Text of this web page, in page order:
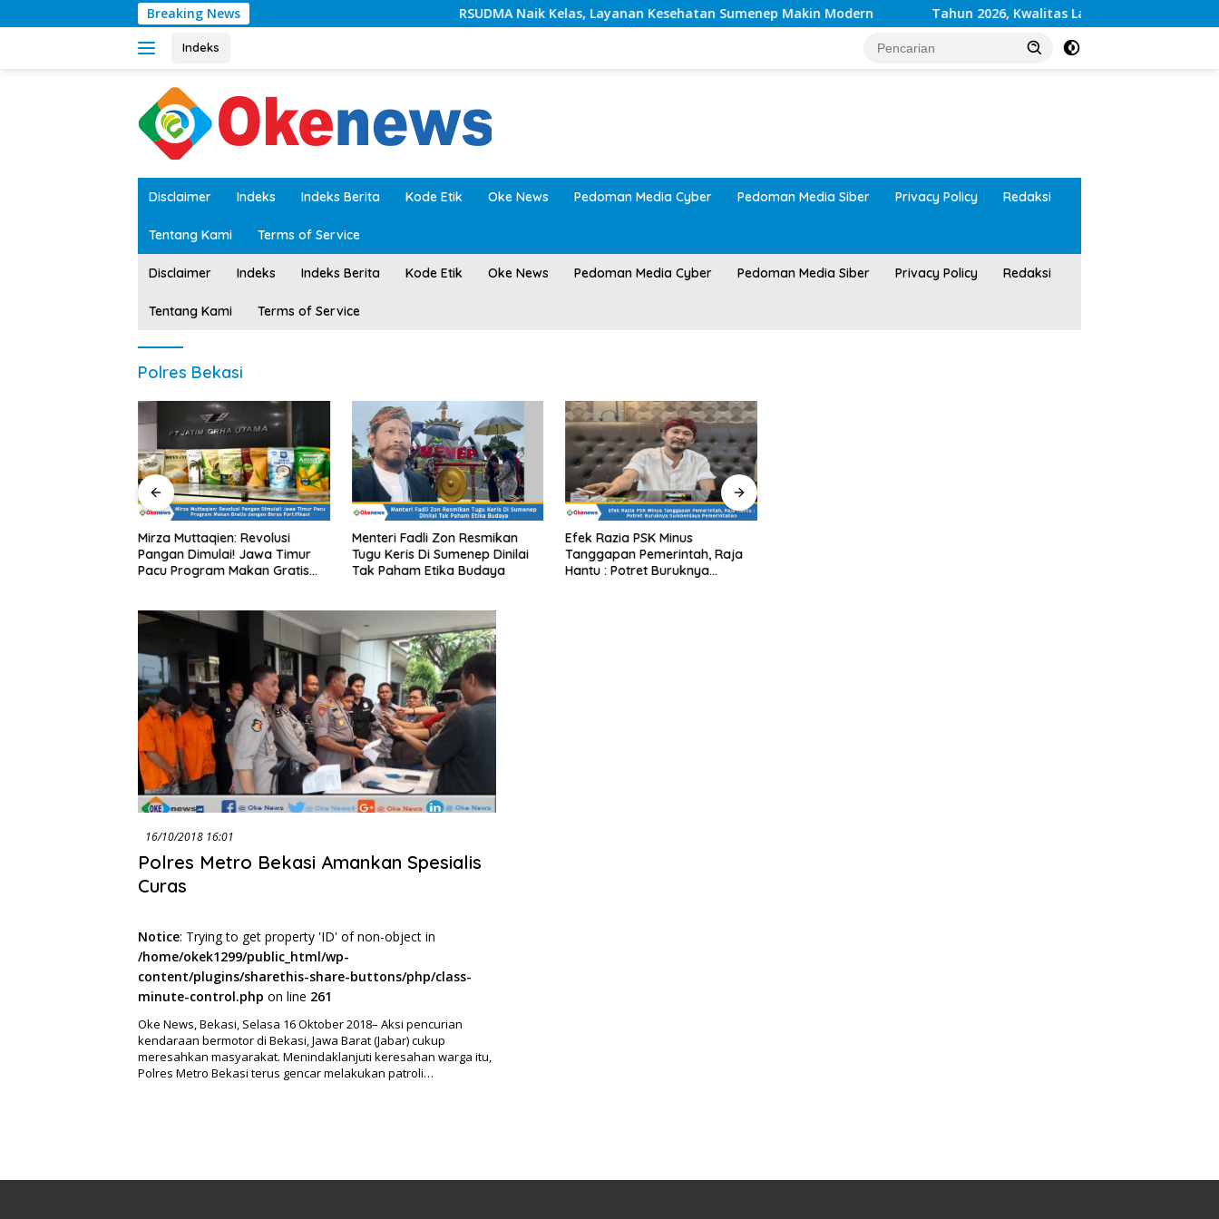
ke
Breaking News RSUDMA Naik Kelas, Layanan Kesehatan Sumenep Makin Modern Tahun 2026, Kwalitas Layanan Kesehatan RSUD
Indeks
Disclaimer Indeks Indeks Berita Kode Etik Oke News Pedoman Media Cyber Pedoman Media Siber Privacy Policy Redaksi
Tentang Kami Terms of Service
Disclaimer Indeks Indeks Berita Kode Etik Oke News Pedoman Media Cyber Pedoman Media Siber Privacy Policy Redaksi
Tentang Kami Terms of Service
Polres Bekasi
Mirza Muttaqien: Revolusi
Pangan Dimulai! Jawa Timur
Pacu Program Makan Gratis
Menteri Fadli Zon Resmikan
Tugu Keris Di Sumenep Dinilai
Tak Paham Etika Budaya
Efek Razia PSK Minus
Tanggapan Pemerintah, Raja
Hantu : Potret Buruknya
16/10/2018 16:01
Polres Metro Bekasi Amankan Spesialis
Curas
Notice: Trying to get property 'ID' of non-object in
/home/okek1299/public_html/wp-
content/plugins/sharethis-share-buttons/php/class-
minute-control.php on line 261
Oke News, Bekasi, Selasa 16 Oktober 2018– Aksi pencurian
kendaraan bermotor di Bekasi, Jawa Barat (Jabar) cukup
meresahkan masyarakat. Menindaklanjuti keresahan warga itu,
Polres Metro Bekasi terus gencar melakukan patroli…